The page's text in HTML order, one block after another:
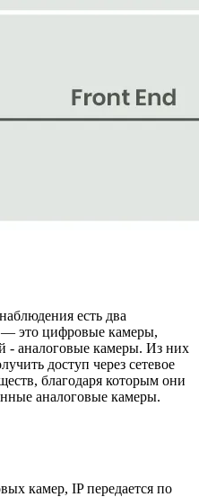
есть два
— это цифровые камеры,
- аналоговые камеры. Из них
доступ через сетевое
благодаря которым они
аналоговые камеры.
камер, IP передается по